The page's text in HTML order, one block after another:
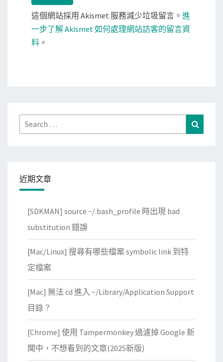
這個網站採用 Akismet 服務減少垃圾留言。 進
一步了解 Akismet 如何處理網站訪客的留言資
料 。
Search
for:
近期文章
[SDKMAN] source ~/.bash_profile 時出現 bad
substitution 錯誤
[Mac/Linux] 搜尋有哪些檔案 symbolic link 到特
定檔案
[Mac] 無法 cd 進入 ~/Library/Application Support
目錄？
[Chrome] 使用 Tampermonkey 過濾掉 Google 新
聞中，不想看到的文章(2025新版)